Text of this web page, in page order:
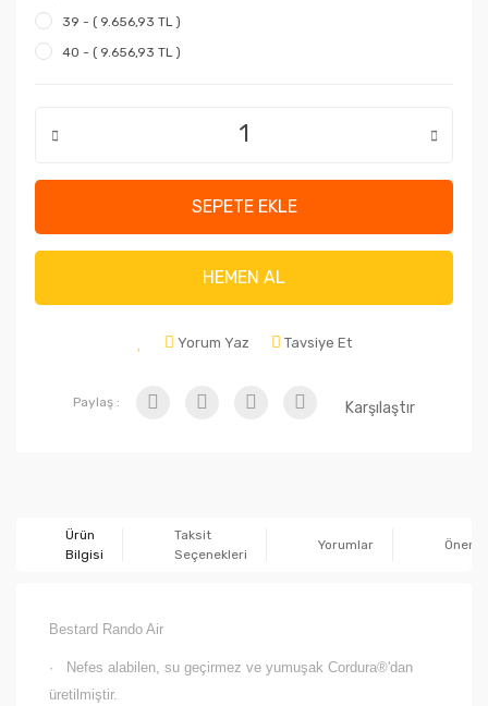
39 - ( 9.656,93 TL )
40 - ( 9.656,93 TL )
SEPETE EKLE
HEMEN AL
Yorum Yaz Tavsiye Et
Paylaş : Karşılaştır
Ürün
Bilgisi
Taksit
Seçenekleri
Yorumlar
Bestard Rando Air
·
Nefes alabilen, su geçirmez ve yumuşak Cordura®'dan
üretilmiştir.